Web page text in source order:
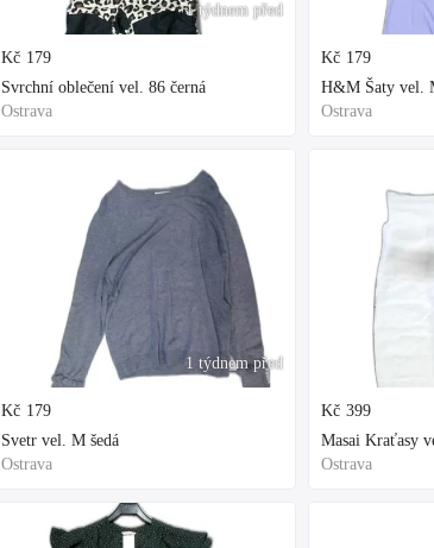
1 týdnem před
Kč 179
Svrchní oblečení vel. 86 černá
Ostrava
1 týdnem před
Kč 179
Svetr vel. M šedá
Ostrava
Kč 179
H&M Šaty vel.
Ostrava
Kč 399
Masai Kraťasy
Ostrava